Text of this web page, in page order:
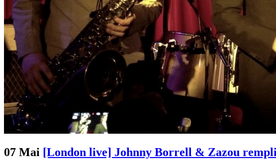
07 Mai [London live] Johnny Borrell & Zazou